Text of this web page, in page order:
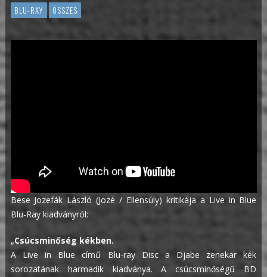
BLU-RAY ÖSSZES
Bese Jozefák László (Jozé / Ellensúly) kritikája a Live in Blue
Blu-Ray kiadványról:
„Csúcsminőség kékben.
A Live in Blue című Blu-ray Disc a Djabe zenekar kék
sorozatának harmadik kiadványa. A csúcsminőségű BD